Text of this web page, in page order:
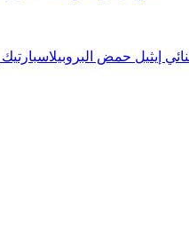
إستر ثنائي إيثيل حمض البروبيلاسبارتيك